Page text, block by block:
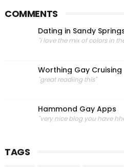
COMMENTS
Dating in Sandy
"i love the mix of colors in
Worthing Gay Cruising
"great readiing this"
Hammond Gay Apps
"very nice blog you have
TAGS